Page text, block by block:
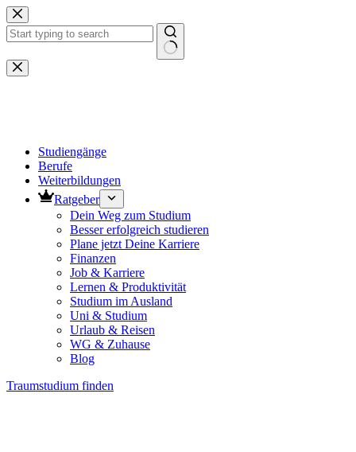
Zum
Inhalt
springen
Keine
Ergebnisse
Studiengänge
Berufe
Weiterbildungen
Ratgeber
Dein Weg zum Studium
Besser erfolgreich studieren
Plane jetzt Deine Karriere
Finanzen
Job & Karriere
Lernen & Produktivität
Studium im Ausland
Uni & Studium
Urlaub & Reisen
WG & Zuhause
Blog
Traumstudium finden